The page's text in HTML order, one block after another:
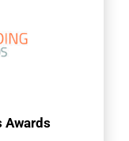
Awards